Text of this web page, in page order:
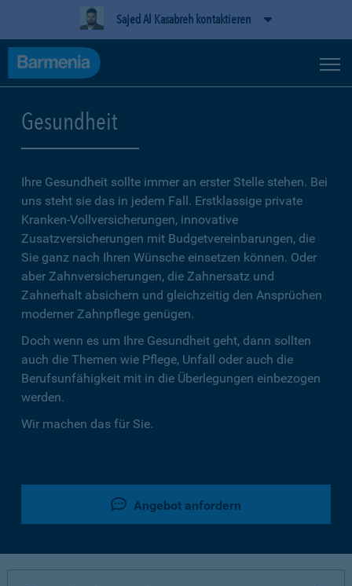
Sajed Al Kasabreh kontaktieren
Gesundheit
Ihre Gesundheit sollte immer an erster Stelle stehen. Bei
uns steht sie das in jedem Fall. Erstklassige private
Kranken-Vollversicherungen, innovative
Zusatzversicherungen mit Budgetvereinbarungen, die
Sie ganz nach Ihren Wünsche einsetzen können. Oder
aber Zahnversicherungen, die Zahnersatz und
Zahnerhalt absichern und gleichzeitig den Ansprüchen
moderner Zahnpflege genügen.
Doch wenn es um Ihre Gesundheit geht, dann sollten
auch die Themen wie Pflege, Unfall oder auch die
Berufsunfähigkeit mit in die Überlegungen einbezogen
werden.
Wir machen das für Sie.
Angebot anfordern